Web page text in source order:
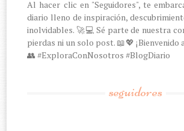
Al hacer clic en "Seguidores", te
diario lleno de inspiración,
inolvidables. 🚀💻 Sé parte de nuestra
pierdas ni un solo post. 📖💖 ¡Bienvenido
👥 #ExploraConNosotros #BlogDiario
seguidores